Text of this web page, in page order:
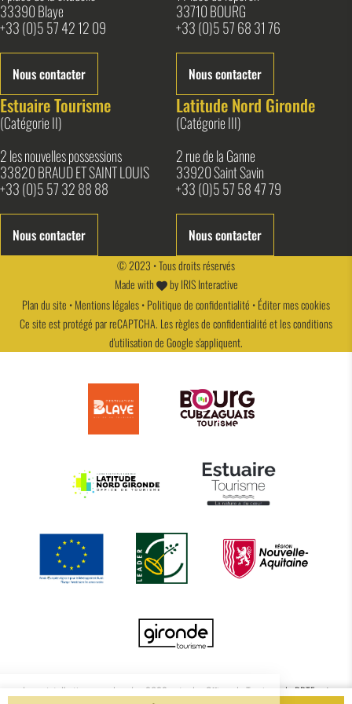
33390 Blaye
+33 (0)5 57 42 12 09
Nous contacter
33710 BOURG
+33 (0)5 57 68 31 76
Nous contacter
Estuaire Tourisme
(Catégorie II)
2 les nouvelles possessions
33820 BRAUD ET SAINT LOUIS
+33 (0)5 57 32 88 88
Nous contacter
Latitude Nord Gironde
(Catégorie III)
2 rue de la Ganne
33920 Saint Savin
+33 (0)5 57 58 47 79
Nous contacter
© 2023 • Tous droits réservés
Made with
byIRIS Interactive
Plan du site •Mentions légales•Politique de confidentialité •Éditer mes cookies
Ce site est protégé par reCAPTCHA. Lesrègles de confidentialitéet lesconditions
d'utilisationde Google s'appliquent.
Le projet d’actions coordonnées 2022 entre les Offices de Tourisme de BBTE est